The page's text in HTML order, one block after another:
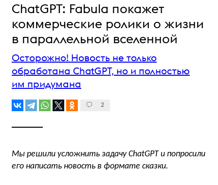
ChatGPT: Fabula покажет
коммерческие ролики о жизни
в параллельной вселенной
Осторожно! Новость не только
обработана ChatGPT, но и полностью
им придумана
2
Мы решили усложнить задачу ChatGPT и попросили
его написать новость в формате сказки.